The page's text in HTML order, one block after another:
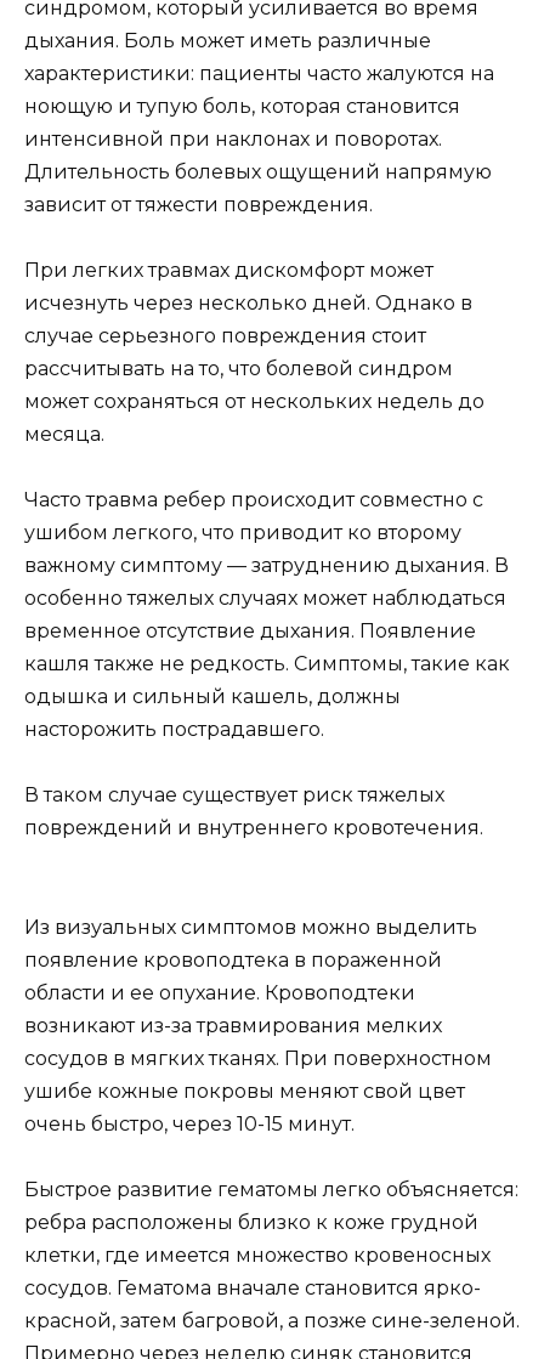
синдромом, который усиливается во время
дыхания. Боль может иметь различные
характеристики: пациенты часто жалуются на
ноющую и тупую боль, которая становится
интенсивной при наклонах и поворотах.
Длительность болевых ощущений напрямую
зависит от тяжести повреждения.
При легких травмах дискомфорт может
исчезнуть через несколько дней. Однако в
случае серьезного повреждения стоит
рассчитывать на то, что болевой синдром
может сохраняться от нескольких недель до
месяца.
Часто травма ребер происходит совместно с
ушибом легкого, что приводит ко второму
важному симптому — затруднению дыхания. В
особенно тяжелых случаях может наблюдаться
временное отсутствие дыхания. Появление
кашля также не редкость. Симптомы, такие как
одышка и сильный кашель, должны
насторожить пострадавшего.
В таком случае существует риск тяжелых
повреждений и внутреннего кровотечения.
Из визуальных симптомов можно выделить
появление кровоподтека в пораженной
области и ее опухание. Кровоподтеки
возникают из-за травмирования мелких
сосудов в мягких тканях. При поверхностном
ушибе кожные покровы меняют свой цвет
очень быстро, через 10-15 минут.
Быстрое развитие гематомы легко объясняется:
ребра расположены близко к коже грудной
клетки, где имеется множество кровеносных
сосудов. Гематома вначале становится ярко-
красной, затем багровой, а позже сине-зеленой.
Примерно через неделю синяк становится